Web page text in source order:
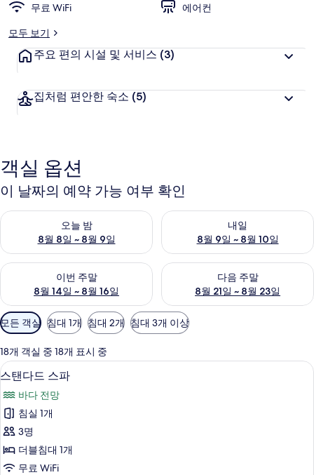
객
추
천
무료 WiFi
에어컨
모두 보기
주요 편의 시설 및 서비스 (3)
집처럼 편안한 숙소 (5)
객실 옵션
이 날짜의 예약 가능 여부 확인
오늘 밤
8월 8일 ~ 8월 9일
오늘 밤 예약 가능 여부 확인, 8월 8일 ~ 8월 9일
내일
8월 9일 ~ 8월 10일
내일 예약 가능 여부 확인, 8월
이번 주말
8월 14일 ~ 8월 16일
이번 주말 예약 가능 여부 확인, 8월 14일 ~ 8월 16일
다음 주말
8월 21일 ~ 8월 23일
다음 주말 예약 가능 여부 확인
객
실
에
사
용
가
능
한
터
모든 객실 침대 1개 침대 2개 침대 3개 이상
18개 객실 중 18개 표시 중
스
다
드
스
파
5
스탠다드 스파
바다 전망
침실 1개
3명
더블침대 1개
무료 WiFi